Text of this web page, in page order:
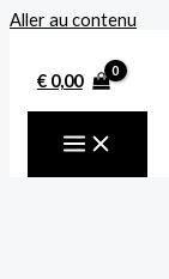
Aller au contenu
€0,00